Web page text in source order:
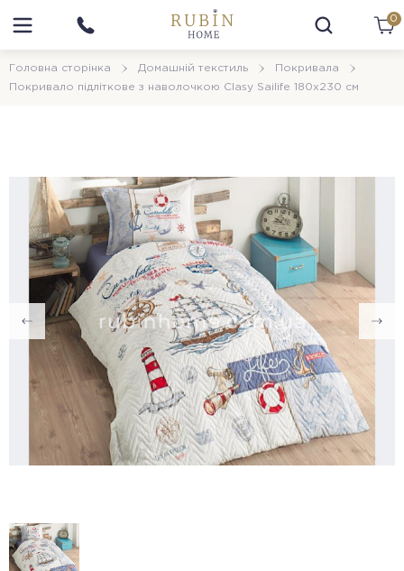
0
Головна сторінка Домашній текстиль
Покривала
Покривало підліткове з наволочкою Clasy Sailife 180х230 см